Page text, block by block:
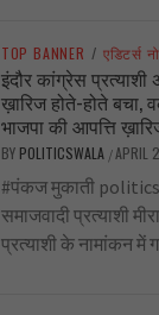
TOP BANNER / एडिटर्स
इंदौर कांग्रेस
ख़ारिज होते-होते बचा,
भाजपा की आपत्ति
BY POLITICSWALA /APRIL
#पंकज मुकाती
समाजवादी प्रत्याशी
प्रत्याशी के नामांकन में